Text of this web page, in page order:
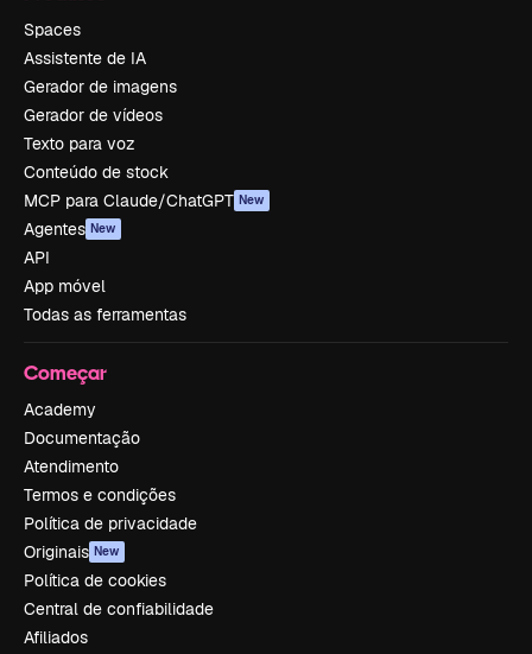
Spaces
Assistente de IA
Gerador de imagens
Gerador de vídeos
Texto para voz
Conteúdo de stock
MCP para Claude/ChatGPT New
Agentes New
API
App móvel
Todas as ferramentas
Começar
Academy
Documentação
Atendimento
Termos e condições
Política de privacidade
Originais New
Política de cookies
Central de confiabilidade
Afiliados